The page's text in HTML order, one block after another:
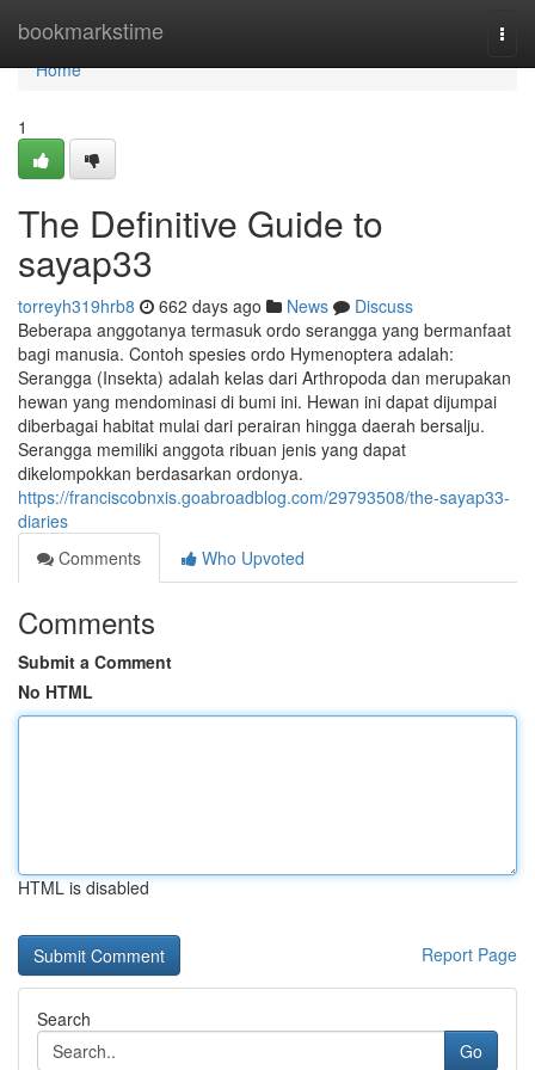
bookmarkstime
Home
Home
1
The Definitive Guide to
sayap33
torreyh319hrb8 662 days ago News
Discuss
Beberapa anggotanya termasuk ordo serangga yang bermanfaat
bagi manusia. Contoh spesies ordo Hymenoptera adalah:
Serangga (Insekta) adalah kelas dari Arthropoda dan merupakan
hewan yang mendominasi di bumi ini. Hewan ini dapat dijumpai
diberbagai habitat mulai dari perairan hingga daerah bersalju.
Serangga memiliki anggota ribuan jenis yang dapat
dikelompokkan berdasarkan ordonya.
https://franciscobnxis.goabroadblog.com/29793508/the-sayap33-
diaries
Comments
Who Upvoted
Comments
Submit a Comment
No HTML
HTML is disabled
Report Page
Search
Go